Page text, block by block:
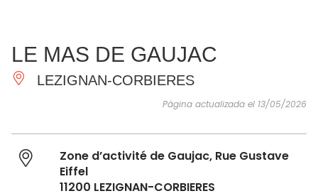
IMPRESCINDIBLES
HACER
INSPIRACIONES
LE MAS DE GAUJAC
LEZIGNAN-CORBIERES
Página actualizada el 13/05/2026
Zone d’activité de Gaujac, Rue Gustave
Eiffel
11200 LEZIGNAN-CORBIERES